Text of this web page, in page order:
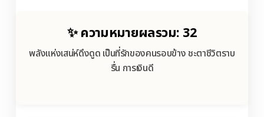
✨ ความหมายผลรวม: 32
พลังแห่งเสน่ห์ดึงดูด เป็นที่รักของคนรอบข้าง ชะตาชีวิตราบ
รื่น การเงินดี